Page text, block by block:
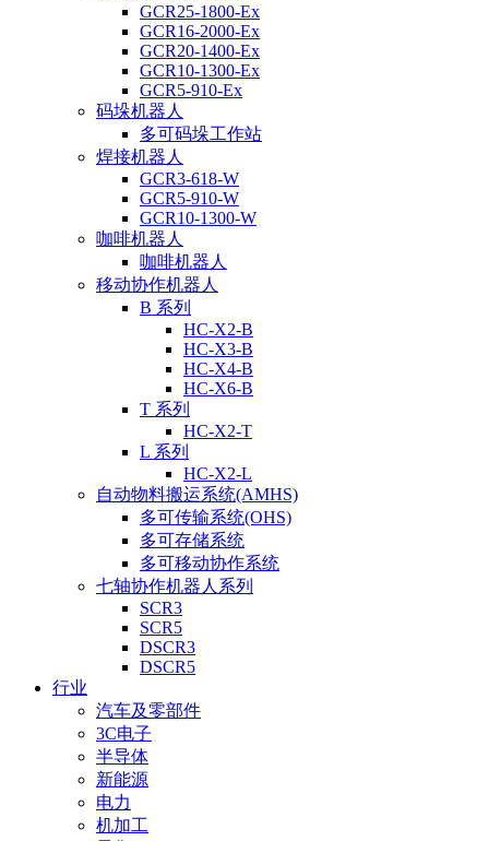
GCR25-1800-Ex
GCR16-2000-Ex
GCR20-1400-Ex
GCR10-1300-Ex
GCR5-910-Ex
码垛机器人
多可码垛工作站
焊接机器人
GCR3-618-W
GCR5-910-W
GCR10-1300-W
咖啡机器人
咖啡机器人
移动协作机器人
B 系列
HC-X2-B
HC-X3-B
HC-X4-B
HC-X6-B
T 系列
HC-X2-T
L 系列
HC-X2-L
自动物料搬运系统(AMHS)
多可传输系统(OHS)
多可存储系统
多可移动协作系统
七轴协作机器人系列
SCR3
SCR5
DSCR3
DSCR5
行业
汽车及零部件
3C电子
半导体
新能源
电力
机加工